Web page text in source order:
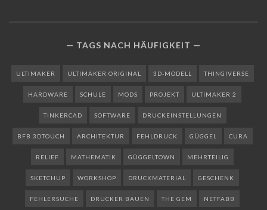
TAGS NACH HÄUFIGKEIT
ULTIMAKER ULTIMAKER ORIGINAL 3D-MODELL THINGIVERSE
HARDWARE SCHULE MODS PROJEKT ULTIMAKER 2
TINKERCAD SOFTWARE DRUCKEINSTELLUNGEN
BFB 3DTOUCH ARCHITEKTUR FEHLDRUCK GÜGGEL CURA
RELIEF MATHEMATIK GÜGGELTOWN MEHRTEILIG
SKETCHUP WORKSHOP DRUCKMATERIAL GESCHENK
FEHLERSUCHE DRUCKER BAUEN THE GEM NETFABB